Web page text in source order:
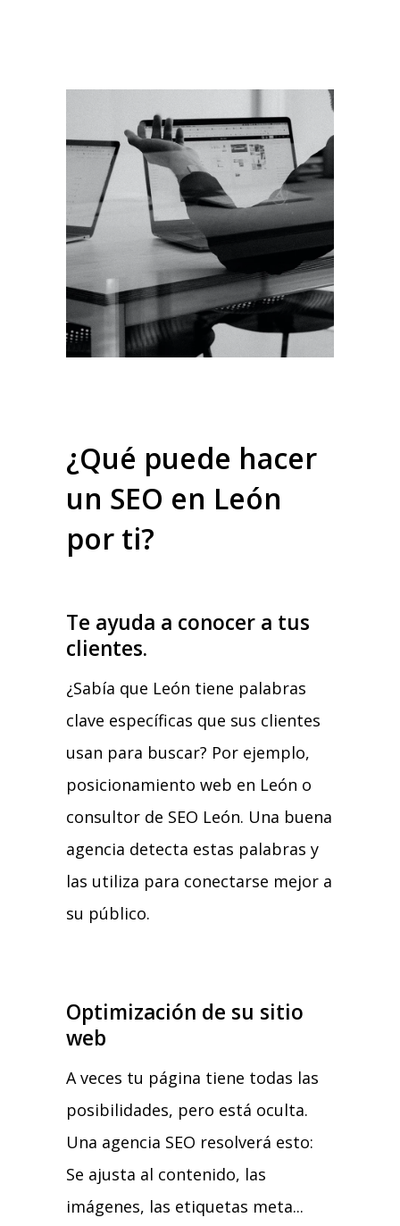
¿Qué puede hacer
un SEO en León
por ti?
Te ayuda a conocer a tus
clientes.
¿Sabía que León tiene palabras
clave específicas que sus clientes
usan para buscar? Por ejemplo,
posicionamiento web en León o
consultor de SEO León. Una buena
agencia detecta estas palabras y
las utiliza para conectarse mejor a
su público.
Optimización de su sitio
web
A veces tu página tiene todas las
posibilidades, pero está oculta.
Una agencia SEO resolverá esto:
Se ajusta al contenido, las
imágenes, las etiquetas meta...